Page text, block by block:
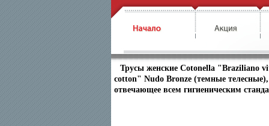
Трусы женские Cotonella "Braziliano
cotton" Nudo Bronze (темные
отвечающее всем гигиеническим